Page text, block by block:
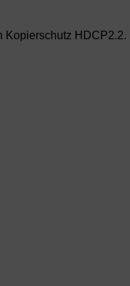
Kopierschutz HDCP2.2.